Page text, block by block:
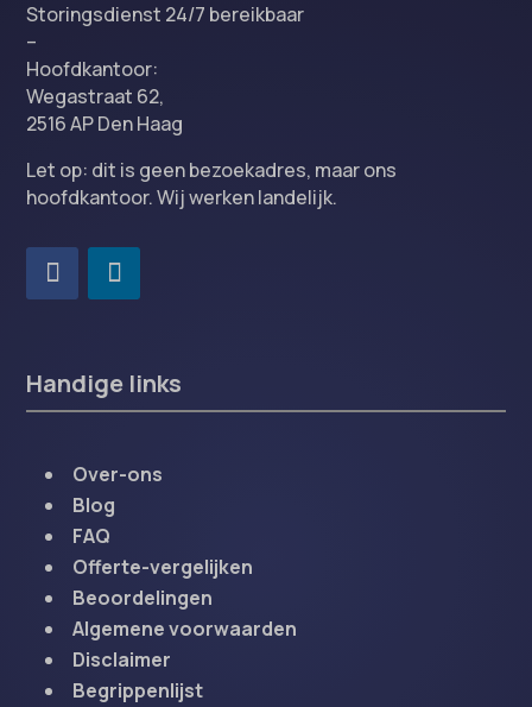
Storingsdienst 24/7 bereikbaar
–
Hoofdkantoor:
Wegastraat 62,
2516 AP Den Haag
Let op: dit is geen bezoekadres, maar ons
hoofdkantoor. Wij werken landelijk.
Handige links
Over-ons
Blog
FAQ
Offerte-vergelijken
Beoordelingen
Algemene voorwaarden
Disclaimer
Begrippenlijst